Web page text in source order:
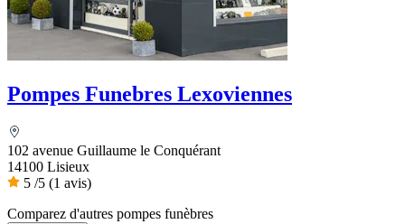
Pompes Funebres Lexoviennes
102 avenue Guillaume le Conquérant
14100 Lisieux
5 /5 (1 avis)
Comparez d'autres pompes funèbres